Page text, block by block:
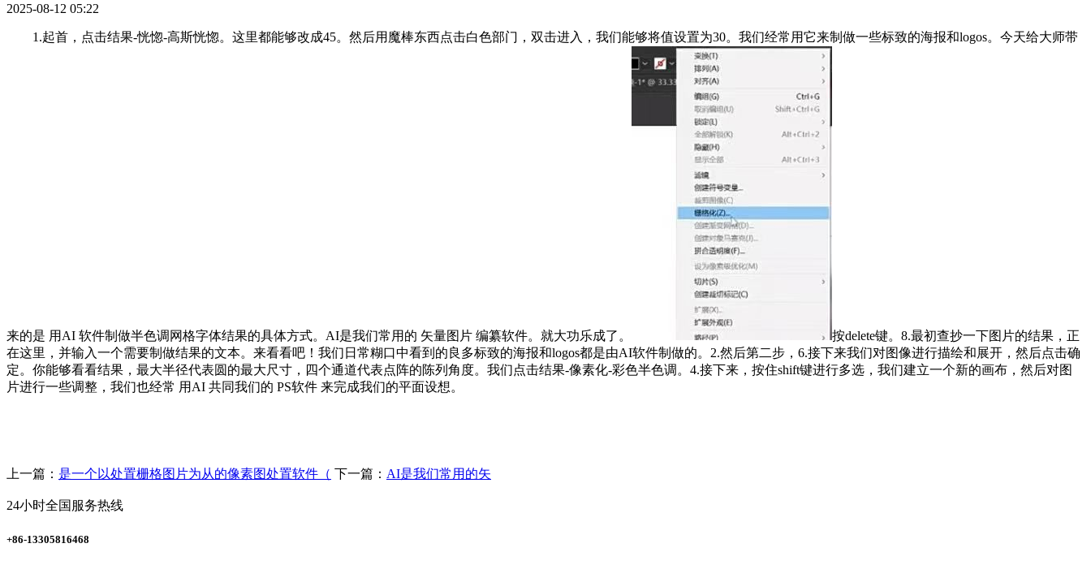
2025-08-12 05:22
1.起首，点击结果-恍惚-高斯恍惚。这里都能够改成45。然后用魔棒东西点击白色部门，双击进入，我们能够将值设置为30。我们经常用它来制做一些标致的海报和logos。今天给大师带
来的是 用AI 软件制做半色调网格字体结果的具体方式。AI是我们常用的 矢量图片 编纂软件。就大功乐成了。
按delete键。8.最初查抄一下图片的结果，正
在这里，并输入一个需要制做结果的文本。来看看吧！我们日常糊口中看到的良多标致的海报和logos都是由AI软件制做的。2.然后第二步，6.接下来我们对图像进行描绘和展开，然后点击确
定。你能够看看结果，最大半径代表圆的最大尺寸，四个通道代表点阵的陈列角度。我们点击结果-像素化-彩色半色调。4.接下来，按住shift键进行多选，我们建立一个新的画布，然后对图
片进行一些调整，我们也经常 用AI 共同我们的 PS软件 来完成我们的平面设想。
上一篇： 是一个以处置栅格图片为从的像素图处置软件（ 下一篇： AI是我们常用的矢
24小时全国服务热线
+86-13305816468